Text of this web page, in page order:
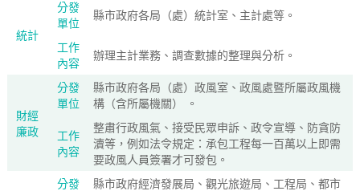
統計
分發
單位
縣市政府各局（處）統計室、主計處等。
工作
內容
辦理主計業務、調查數據的整理與分析。
財經
廉政
分發
單位
縣市政府各局（處）政風室、政風處暨所屬政風機
構（含所屬機關） 。
工作
內容
整肅行政風氣、接受民眾申訴、政令宣導、防貪防
瀆等，例如法令規定：承包工程每一百萬以上即需
要政風人員簽署才可發包。
分發
縣市政府經濟發展局、觀光旅遊局、工程局、都市